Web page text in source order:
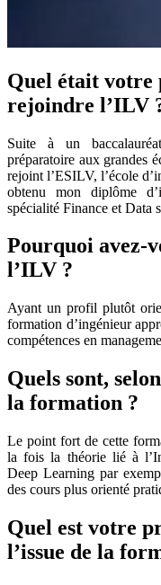
Quel était votre
rejoindre l’ILV
Suite à un
préparatoire aux grandes
rejoint l’ESILV, l’école
obtenu mon diplôme
spécialité Finance et Data
Pourquoi avez-
l’ILV ?
Ayant un profil plutôt
formation d’ingénieur
compétences en
Quels sont,
la formation ?
Le point fort de cette
la fois la théorie lié à
Deep Learning par
des cours plus orienté
Quel est votre
l’issue de la